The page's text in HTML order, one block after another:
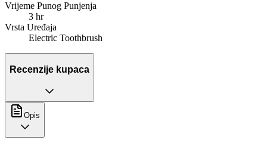
Vrijeme Punog Punjenja
3 hr
Vrsta Uređaja
Electric Toothbrush
Recenzije kupaca
Opis